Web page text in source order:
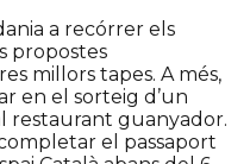
a recórrer els
propostes
millors tapes. A més,
en el sorteig d’un
restaurant guanyador.
el passaport